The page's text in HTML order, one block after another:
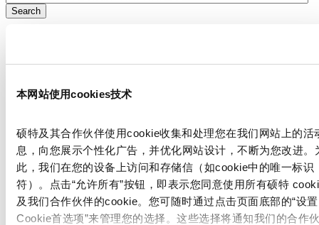
本网站使用cookies技术
硕特及其合作伙伴使用cookie收集和处理您在我们网站上的活
息，向您展示个性化广告，并优化网站设计，不断为您改进。
此，我们在您的设备上访问和存储信（如cookie中的唯一标识
符）。点击“允许所有”按钮，即表示您同意使用所有硕特
及我们合作伙伴的cookie。您可随时通过点击页面底部的“设置
Cookie首选项”来管理您的选择。这些选择将通知我们的合作